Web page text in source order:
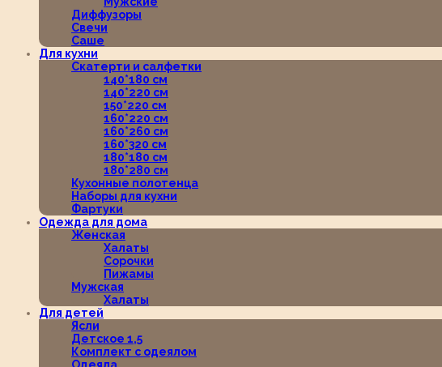
Диффузоры
Свечи
Саше
Для кухни
Скатерти и салфетки
140*180 см
140*220 см
150*220 см
160*220 см
160*260 см
160*320 см
180*180 см
180*280 см
Кухонные полотенца
Наборы для кухни
Фартуки
Одежда для дома
Женская
Халаты
Сорочки
Пижамы
Мужская
Халаты
Для детей
Ясли
Детское 1,5
Комплект с одеялом